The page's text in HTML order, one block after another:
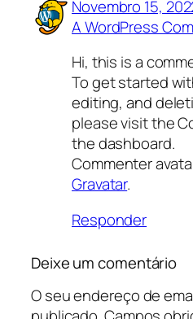
Novembro 15,
A WordPress
Hi, this is a
To get started
editing, and
please visit the
the dashboard.
Commenter
Gravatar.
Responder
Deixe um comentário
O seu endereço de